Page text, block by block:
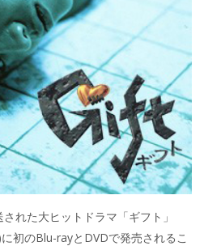
れた大ヒットドラマ「ギフト」
初のBlu-rayとDVDで発売されるこ